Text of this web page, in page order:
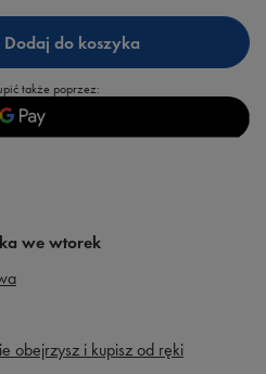
Dodaj do koszyka
także poprzez:
we wtorek
obejrzysz i kupisz od ręki